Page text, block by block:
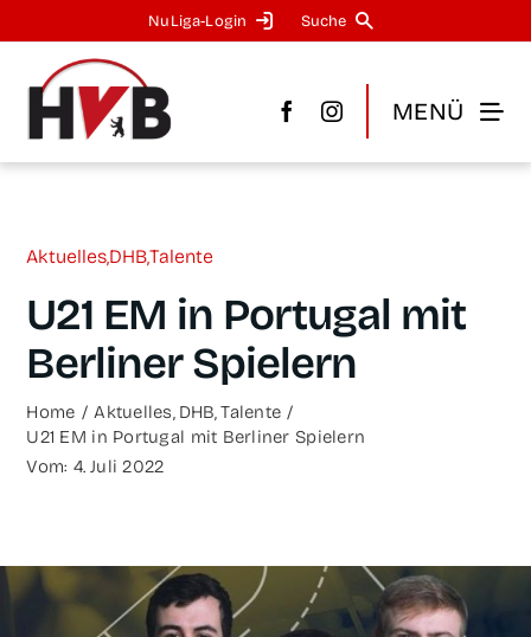
Inhalt
springen
NuLi­­ga-Log­in Suche
MENÜ
Aktu­el­les,DHB,Talen­te
U21 EM in Por­tu­gal mit
Ber­li­ner Spielern
Home Aktu­el­les DHB Talen­te
U21 EM in Por­tu­gal mit Ber­li­ner Spielern
Vom: 4. Juli 2022